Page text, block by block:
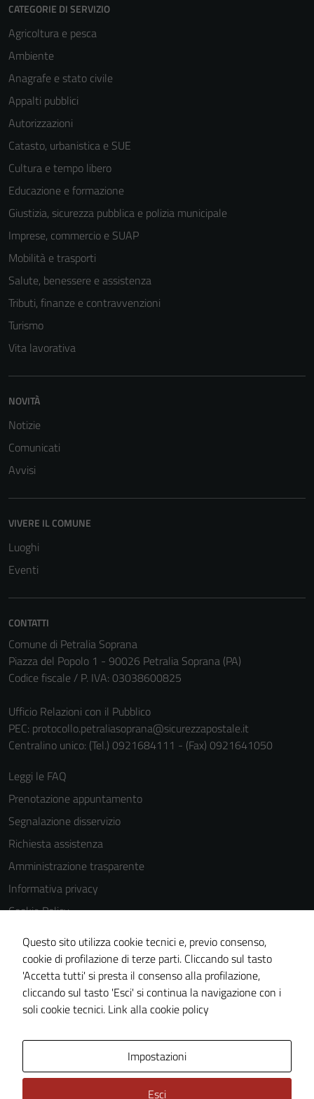
CATEGORIE DI SERVIZIO
Agricoltura e pesca
Ambiente
Anagrafe e stato civile
Appalti pubblici
Autorizzazioni
Catasto, urbanistica e SUE
Cultura e tempo libero
Educazione e formazione
Giustizia, sicurezza pubblica e polizia municipale
Imprese, commercio e SUAP
Mobilità e trasporti
Salute, benessere e assistenza
Tributi, finanze e contravvenzioni
Turismo
Vita lavorativa
NOVITÀ
Notizie
Comunicati
Avvisi
VIVERE IL COMUNE
Luoghi
Eventi
CONTATTI
Comune di Petralia Soprana
Piazza del Popolo 1 - 90026 Petralia Soprana (PA)
Codice fiscale / P. IVA: 03038600825
Ufficio Relazioni con il Pubblico
PEC: protocollo.petraliasoprana@sicurezzapostale.it
Centralino unico: (Tel.) 0921684111 - (Fax) 0921641050
Leggi le FAQ
Prenotazione appuntamento
Segnalazione disservizio
Richiesta assistenza
Amministrazione trasparente
Informativa privacy
Cookie Policy
Dichiarazione di accessibilità
Obiettivi di accessiblità
Piano di miglioramento del sito
Questo sito utilizza cookie tecnici e, previo consenso,
cookie di profilazione di terze parti. Cliccando sul tasto
'Accetta tutti' si presta il consenso alla profilazione,
cliccando sul tasto 'Esci' si continua la navigazione con i
soli cookie tecnici. Link alla cookie policy
Impostazioni
Esci
del sito e non
disabilitati.
Questi cookie
non raccolgono